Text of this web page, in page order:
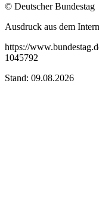
© Deutscher Bundestag
Ausdruck aus dem
https://
1045792
Stand: 09.08.2026